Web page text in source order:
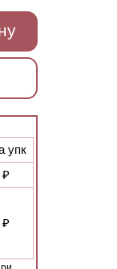
упк
₽
₽